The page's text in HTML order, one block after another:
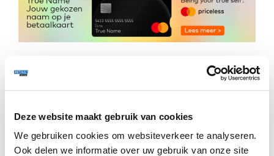
Deze website maakt gebruik van cookies
We gebruiken cookies om websiteverkeer te analyseren.
Ook delen we informatie over uw gebruik van onze site
De afgelopen jaren gebruikte McDonald's in meer dan
bestellingen opnam bij de drive-in. Echter, dit leidde
chaotische situaties veroorzaakte.